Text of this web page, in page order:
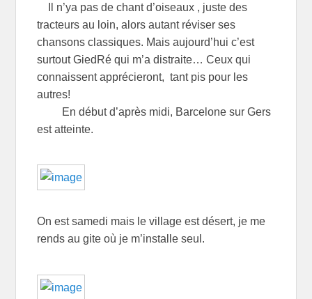
Il n’ya pas de chant d’oiseaux , juste des
tracteurs au loin, alors autant réviser ses
chansons classiques. Mais aujourd’hui c’est
surtout GiedRé qui m’a distraite… Ceux qui
connaissent apprécieront, tant pis pour les
autres!
En début d’après midi, Barcelone sur Gers
est atteinte.
On est samedi mais le village est désert, je me
rends au gite où je m’installe seul.